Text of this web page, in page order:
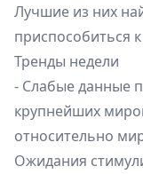
Лучшие из них
приспособиться
Тренды недели
- Слабые данные
крупнейших
относительно
Ожидания